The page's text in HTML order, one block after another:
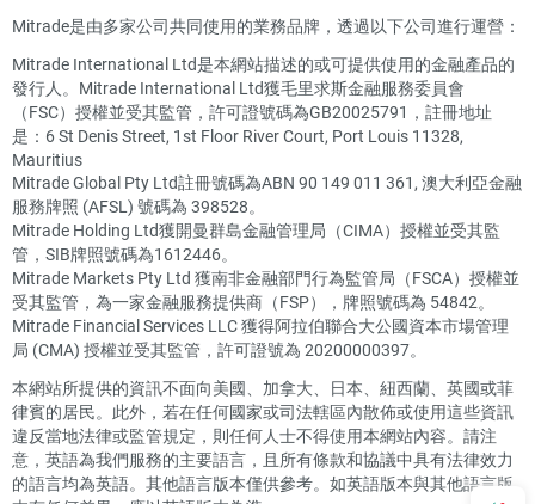
Mitrade是由多家公司共同使用的業務品牌，透過以下公司進行運營：
Mitrade International Ltd是本網站描述的或可提供使用的金融產品的
發行人。Mitrade International Ltd獲毛里求斯金融服務委員會
（FSC）授權並受其監管，許可證號碼為GB20025791，註冊地址
是：6 St Denis Street, 1st Floor River Court, Port Louis 11328,
Mauritius
Mitrade Global Pty Ltd註冊號碼為ABN 90 149 011 361, 澳大利亞金融
服務牌照 (AFSL) 號碼為 398528。
Mitrade Holding Ltd獲開曼群島金融管理局（CIMA）授權並受其監
管，SIB牌照號碼為1612446。
Mitrade Markets Pty Ltd 獲南非金融部門行為監管局（FSCA）授權並
受其監管，為一家金融服務提供商（FSP），牌照號碼為 54842。
Mitrade Financial Services LLC 獲得阿拉伯聯合大公國資本市場管理
局 (CMA) 授權並受其監管，許可證號為 20200000397。
本網站所提供的資訊不面向美國、加拿大、日本、紐西蘭、英國或菲
律賓的居民。此外，若在任何國家或司法轄區內散佈或使用這些資訊
違反當地法律或監管規定，則任何人士不得使用本網站內容。請注
意，英語為我們服務的主要語言，且所有條款和協議中具有法律效力
的語言均為英語。其他語言版本僅供參考。如英語版本與其他語言版